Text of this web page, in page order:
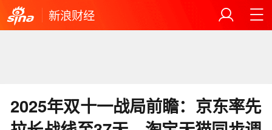
新浪财经
2025年双十一战局前瞻：京东率先